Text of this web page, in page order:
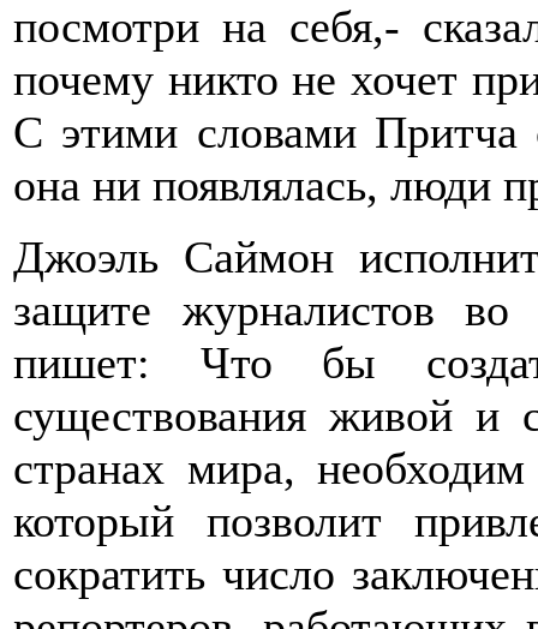
посмотри на себя,-
почему никто не хочет
С этими словами Притча
она ни появлялась, люди
Джоэль Саймон
защите журналистов во
пишет: Что бы
существования живой и
странах мира,
который позволит
сократить число